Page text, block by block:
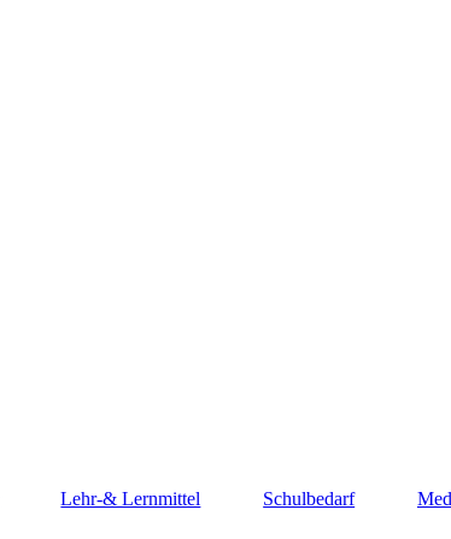
Lehr-& Lernmittel Schulbedarf